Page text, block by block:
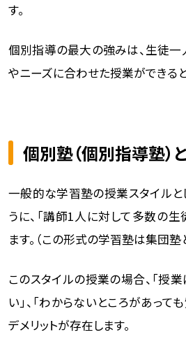
す。
個別指導の最大の強みは、生徒一
やニーズに合わせた授業ができると
個別塾（個別指導塾）
一般的な学習塾の授業スタイルと
うに、「講師1人に対して多数の
ます。（この形式の学習塾は集団塾
このスタイルの授業の場合、「授
い」、「わからないところがあって
デメリットが存在します。